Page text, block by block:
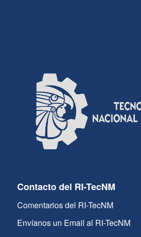
Contacto del RI-TecNM
Comentarios del RI-TecNM
Envíanos un Email al RI-TecNM